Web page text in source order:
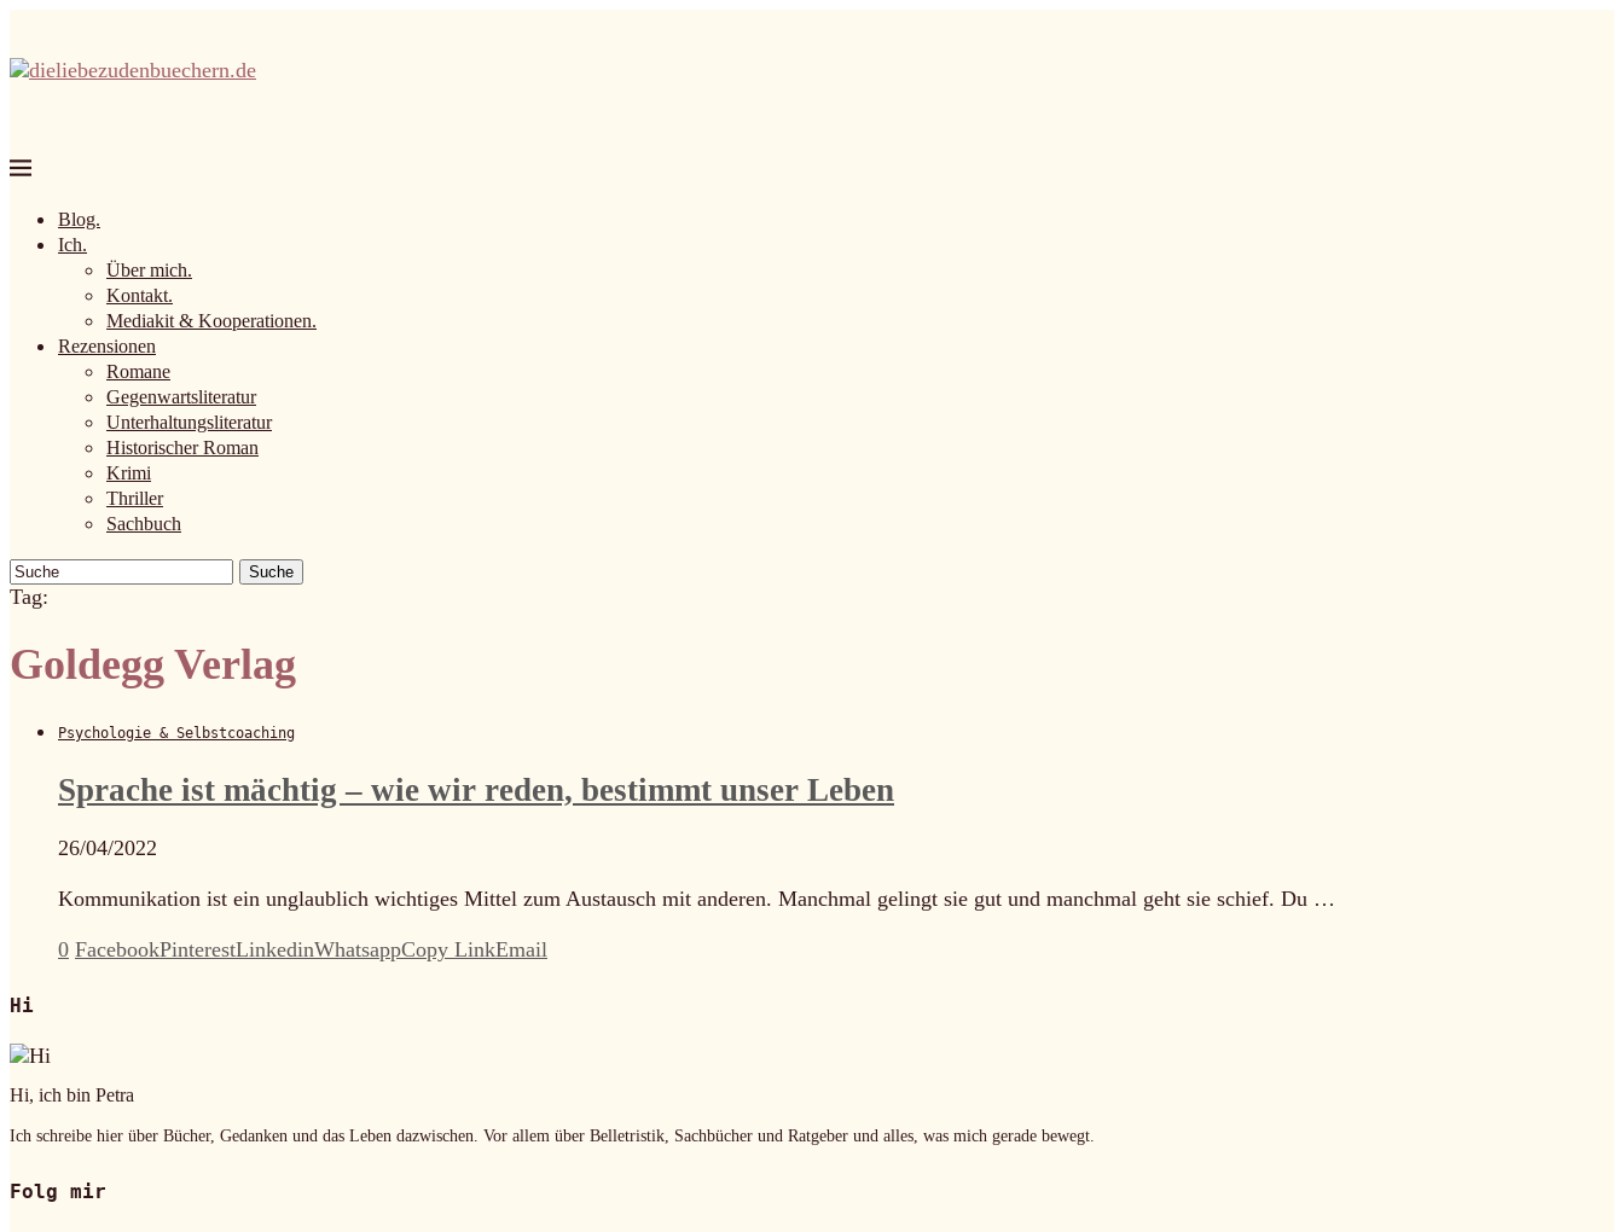
Blog.
Ich.
Über mich.
Kontakt.
Mediakit & Kooperationen.
Rezensionen
Romane
Gegenwartsliteratur
Unterhaltungsliteratur
Historischer Roman
Krimi
Thriller
Sachbuch
Suche
Tag:
Goldegg Verlag
Psychologie & Selbstcoaching
Sprache ist mächtig – wie wir reden, bestimmt unser Leben
26/04/2022
Kommunikation ist ein unglaublich wichtiges Mittel zum Austausch mit anderen. Manchmal gelingt sie gut und manchmal geht sie schief. Du …
0 FacebookPinterestLinkedinWhatsappCopy LinkEmail
Hi
Hi, ich bin Petra
Ich schreibe hier über Bücher, Gedanken und das Leben dazwischen. Vor allem über Belletristik, Sachbücher und Ratgeber und alles, was mich gerade bewegt.
Folg mir